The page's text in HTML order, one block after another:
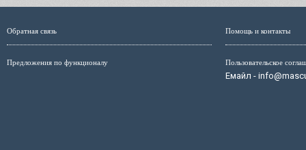
Обратная связь
Предложения по функционалу
Помощь и контакты
Пользовательское
Емайл -